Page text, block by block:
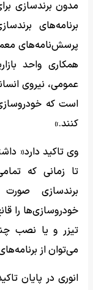
مدون برندسازی
برنامه‌های
پرسش‌نامه‌های
همکاری واحد
عمومی، نیروی
است که
کنند.»
وی تاکید دارد«
تا زمانی که
برندسازی صورت
خودروسازی‌ها را
تیزر و یا نصب
می‌توان از
انوری در پایان